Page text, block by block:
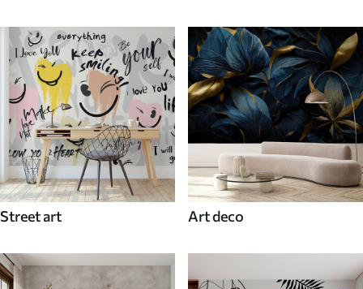
Street art Art deco